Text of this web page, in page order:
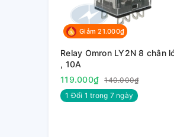
Giảm 21.000₫
Relay Omron LY2N 8 chân
, 10A
119.000₫
140.000₫
1 Đổi 1 trong 7 ngày